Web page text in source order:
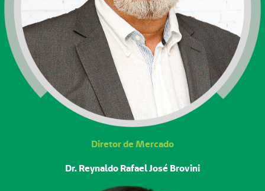
Diretor de Mercado
Dr. Reynaldo Rafael José Brovini